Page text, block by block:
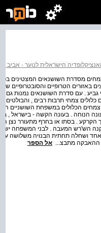
הישראלית לנוער - אביב חדש : כרך 12 :
באזורים הטרופיים
גביע . עם סדרת השושנאים נמנות גם
צמחי תרבות רבים , והבולטים
הכלולים במשפחת השושניים הם
הנוחה . בעונה הקשה - בישראל
הקרקע . בסתו או בחרף מתעורר נצן
הש'רש המעבה . לבני המשפחה יש
אחד ושחלה תחתית הבנויה משלושה
ההאבקה מתבצ... אל הספר